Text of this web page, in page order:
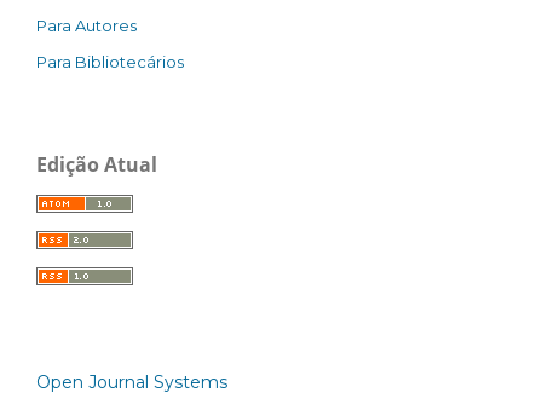
Para Autores
Para Bibliotecários
Edição Atual
Open Journal Systems